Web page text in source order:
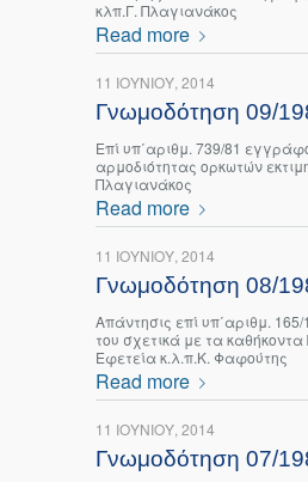
κλπ.Γ. Πλαγιανάκος
Read more
11 ΙΟΥΝΊΟΥ, 2014
Γνωμοδότηση 09/
Επί υπ΄αριθμ. 739/81
αρμοδιότητας ορκωτών
Πλαγιανάκος
Read more
11 ΙΟΥΝΊΟΥ, 2014
Γνωμοδότηση 08/
Απάντησις επί υπ΄αριθμ.
του σχετικά με τα καθήκοντα
Εφετεία κ.λ.π.Κ. Φαφούτης
Read more
11 ΙΟΥΝΊΟΥ, 2014
Γνωμοδότηση 07/